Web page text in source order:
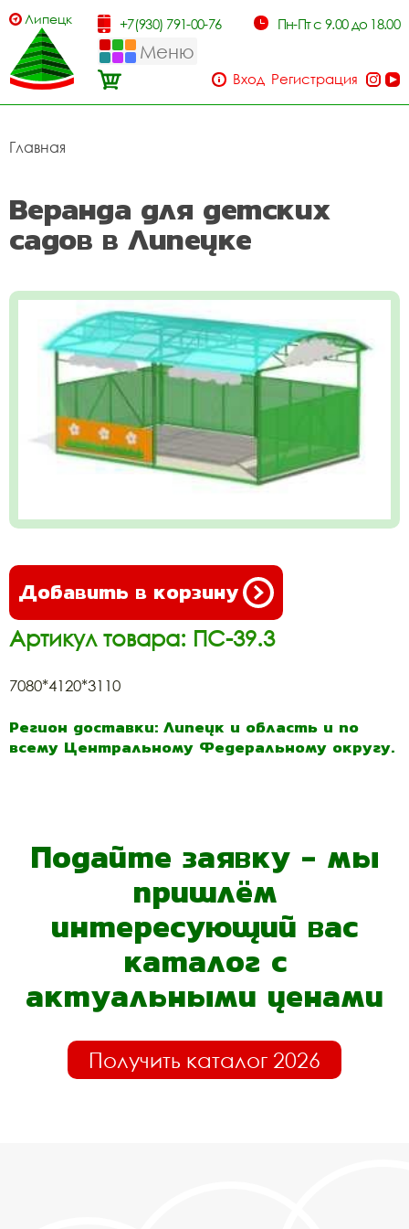
Липецк +7(930) 791-00-76 Пн-Пт с 9.00 до 18.00
Меню
Вход Регистрация
Главная
Веранда для детских
садов в Липецке
Добавить в корзину
Артикул товара: ПС-39.3
7080*4120*3110
Регион доставки: Липецк и область и по
всему Центральному Федеральному округу.
Подайте заявку - мы
пришлём
интересующий вас
каталог с
актуальными ценами
Получить каталог 2026